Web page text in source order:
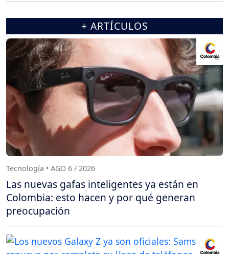
+ ARTÍCULOS
Tecnología • AGO 6 / 2026
Las nuevas gafas inteligentes ya están en
Colombia: esto hacen y por qué generan
preocupación